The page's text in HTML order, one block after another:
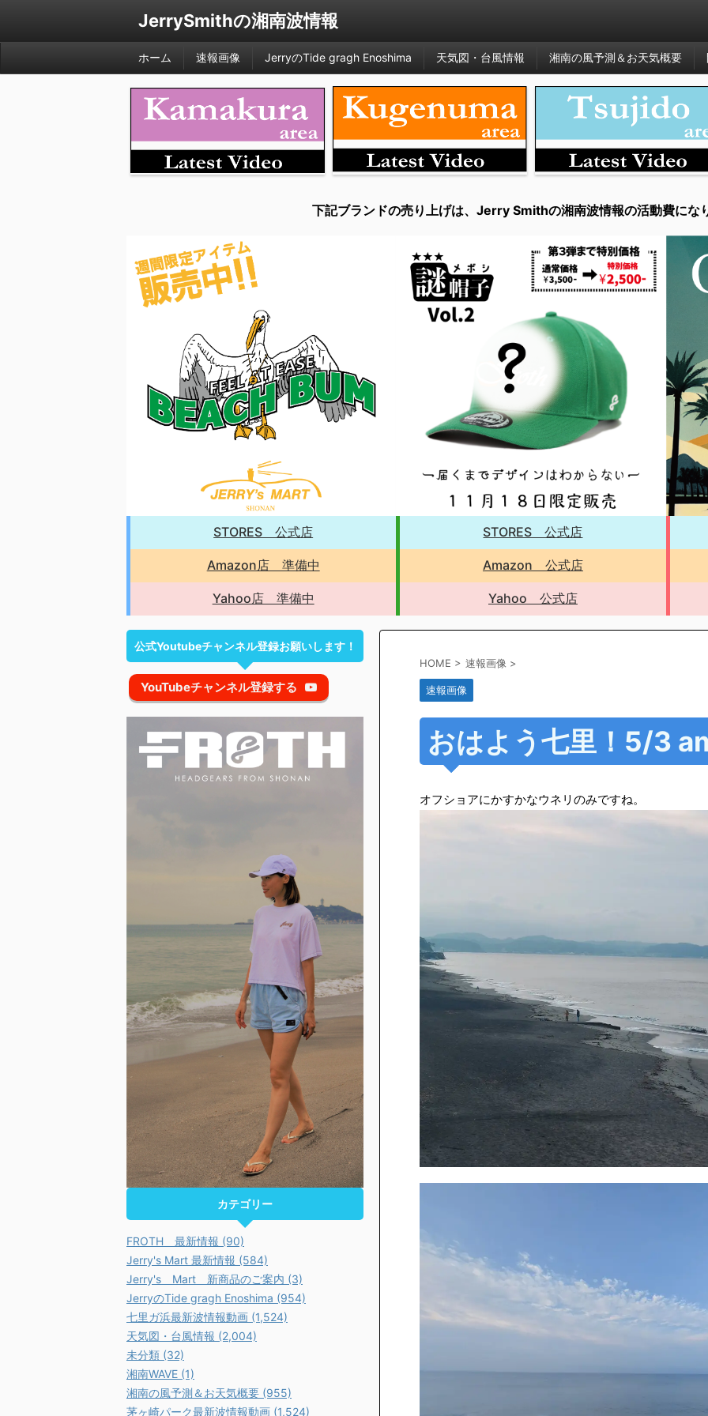
JerrySmithの湘南波情報
ホーム 速報画像 JerryのTide gragh Enoshima 天気図・台風情報 湘南の風予測＆お天気概要
下記ブランドの売り上げは、Jerry Smithの湘南波情報の活動費にな
STORES 公式店
Amazon店 準備中
Yahoo店 準備中
STORES 公式店
Amazon 公式店
Yahoo 公式店
HOME > 速報画像 >
速報画像
おはよう七里！5/3
オフショアにかすかなウネリのみですね。
公式Youtubeチャンネル登録お願いします！
YouTubeチャンネル登録する
カテゴリー
FROTH 最新情報 (90)
Jerry's Mart 最新情報 (584)
Jerry's Mart 新商品のご案内 (3)
JerryのTide gragh Enoshima (954)
七里ガ浜最新波情報動画 (1,524)
天気図・台風情報 (2,004)
未分類 (32)
湘南WAVE (1)
湘南の風予測＆お天気概要 (955)
茅ヶ崎パーク最新波情報動画 (1,524)